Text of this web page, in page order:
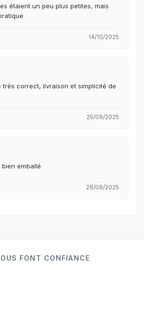
étaient un peu plus petites, mais
14/10/2025
très correct, livraison et simplicité de
25/09/2025
emballé
28/08/2025
FONT CONFIANCE